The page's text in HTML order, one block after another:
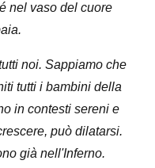
nel vaso del cuore
noi. Sappiamo che
tutti i bambini della
in contesti sereni e
può dilatarsi.
già nell'Inferno.